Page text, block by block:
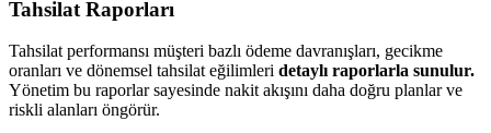
Tahsilat Raporları
Tahsilat performansı müşteri bazlı ödeme davranışları, gecikme
oranları ve dönemsel tahsilat eğilimleri detaylı raporlarla sunulur.
Yönetim bu raporlar sayesinde nakit akışını daha doğru planlar ve
riskli alanları öngörür.